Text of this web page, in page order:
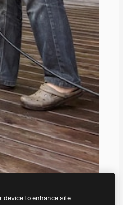
device to enhance site